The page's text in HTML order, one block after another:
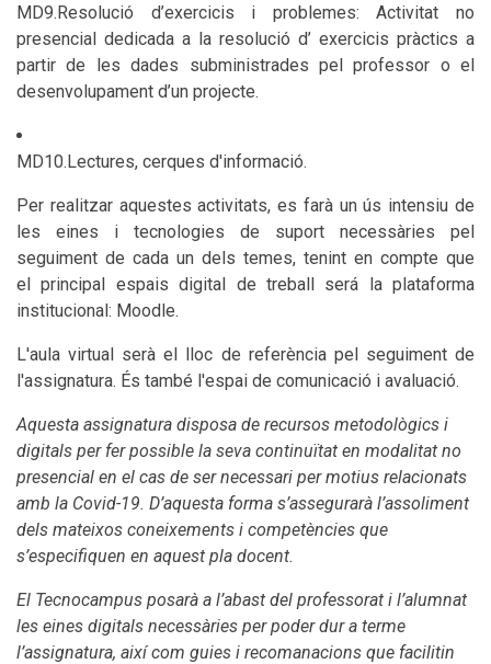
MD9.Resolució d’exercicis i problemes: Activitat no
presencial dedicada a la resolució d’ exercicis pràctics a
partir de les dades subministrades pel professor o el
desenvolupament d’un projecte.
MD10.Lectures, cerques d'informació.
Per realitzar aquestes activitats, es farà un ús intensiu de
les eines i tecnologies de suport necessàries pel
seguiment de cada un dels temes, tenint en compte que
el principal espais digital de treball será la plataforma
institucional: Moodle.
L'aula virtual serà el lloc de referència pel seguiment de
l'assignatura. És també l'espai de comunicació i avaluació.
Aquesta assignatura disposa de recursos metodològics i
digitals per fer possible la seva continuïtat en modalitat no
presencial en el cas de ser necessari per motius relacionats
amb la Covid-19. D’aquesta forma s’assegurarà l’assoliment
dels mateixos coneixements i competències que
s’especifiquen en aquest pla docent.
El Tecnocampus posarà a l’abast del professorat i l’alumnat
les eines digitals necessàries per poder dur a terme
l’assignatura, així com guies i recomanacions que facilitin